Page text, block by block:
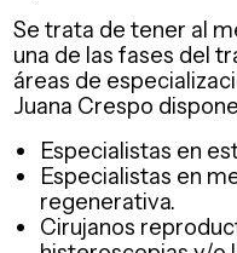
Se trata de tener al
una de las fases del
áreas de
Juana Crespo
Especialistas en
Especialistas en
regenerativa.
Cirujanos